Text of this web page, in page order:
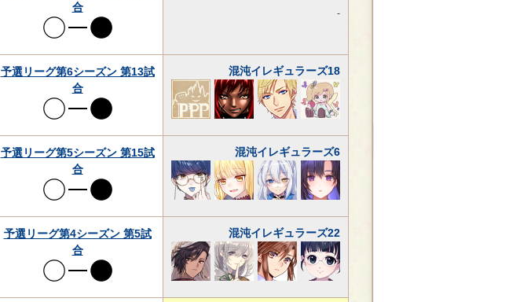
合
-
予選リーグ第6シーズン 第13試
合
混沌イレギュラーズ18
予選リーグ第5シーズン 第15試
合
混沌イレギュラーズ6
予選リーグ第4シーズン 第5試
合
混沌イレギュラーズ22